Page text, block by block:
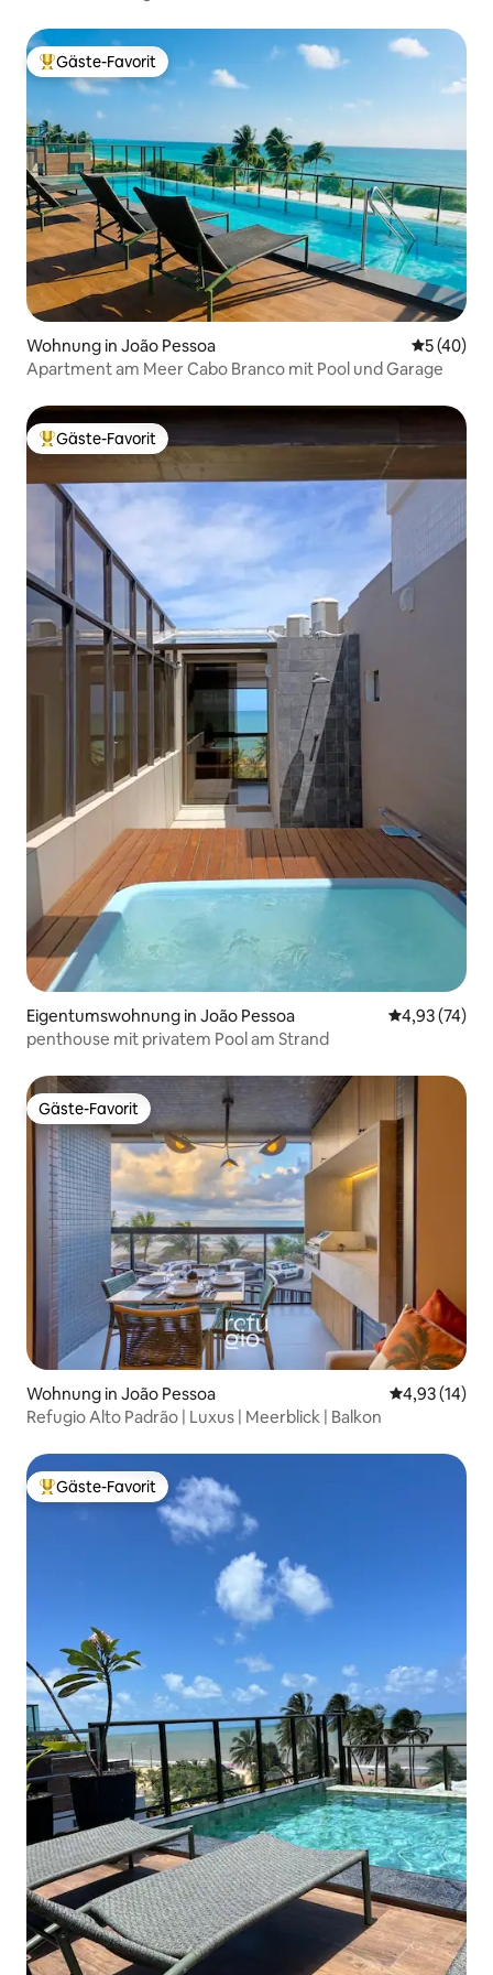
Beliebter Gäste-Favorit.
Gäste-Favorit
Wohnung in João Pessoa
5 (40)
Apartment am Meer Cabo Branco mit Pool und Garage
Beliebter Gäste-Favorit.
Gäste-Favorit
Eigentumswohnung in João Pessoa
4,93 (74)
penthouse mit privatem Pool am Strand
Gäste-Favorit
Gäste-Favorit
Wohnung in João Pessoa
4,93 (14)
Refugio Alto Padrão | Luxus | Meerblick | Balkon
Beliebter Gäste-Favorit.
Gäste-Favorit